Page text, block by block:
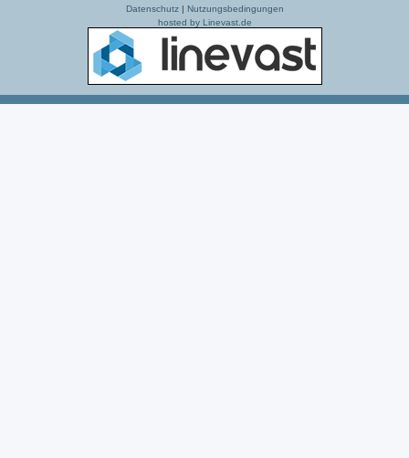
Datenschutz|
Nutzungsbedingungen
hosted by Linevast.de